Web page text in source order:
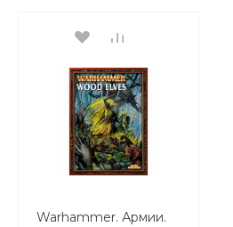
Warhammer. Армии.